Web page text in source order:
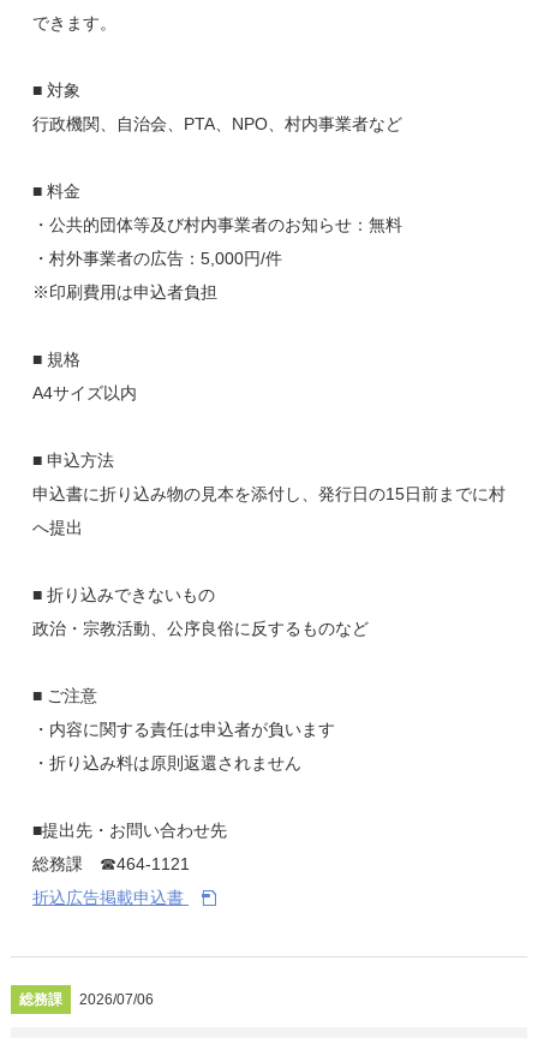
できます。
■ 対象
行政機関、自治会、PTA、NPO、村内事業者など
■ 料金
・公共的団体等及び村内事業者のお知らせ：無料
・村外事業者の広告：5,000円/件
※印刷費用は申込者負担
■ 規格
A4サイズ以内
■ 申込方法
申込書に折り込み物の見本を添付し、発行日の15日前までに村
へ提出
■ 折り込みできないもの
政治・宗教活動、公序良俗に反するものなど
■ ご注意
・内容に関する責任は申込者が負います
・折り込み料は原則返還されません
■提出先・お問い合わせ先
総務課 ☎464-1121
折込広告掲載申込書
総務課 2026/07/06